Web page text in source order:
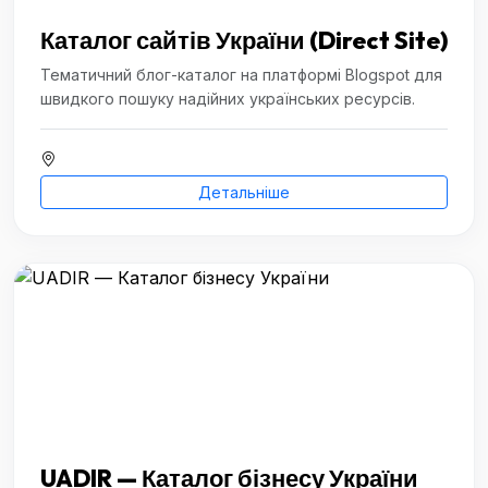
Каталог сайтів України (Direct Site)
Тематичний блог-каталог на платформі Blogspot для
швидкого пошуку надійних українських ресурсів.
Детальніше
UADIR — Каталог бізнесу України